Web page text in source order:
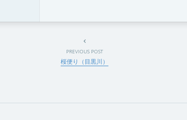
PREVIOUS POST
桜便り（目黒川）